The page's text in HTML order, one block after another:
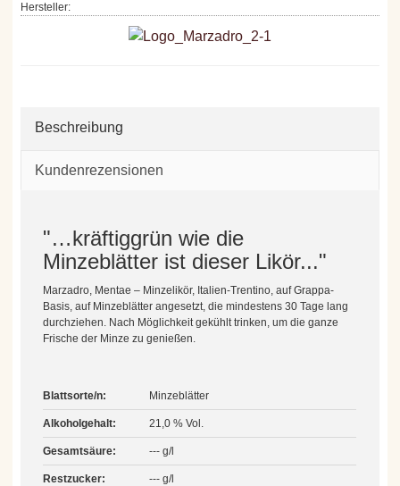
l
%,
Hersteller:
Beschreibung
Kundenrezensionen
"…kräftiggrün wie die
Minzeblätter ist dieser Likör..."
Marzadro, Mentae – Minzelikör, Italien-Trentino, auf Grappa-
Basis, auf Minzeblätter angesetzt, die mindestens 30 Tage lang
durchziehen. Nach Möglichkeit gekühlt trinken, um die ganze
Frische der Minze zu genießen.
Blattsorte/n: Minzeblätter
Alkoholgehalt: 21,0 % Vol.
Gesamtsäure: --- g/l
Restzucker: --- g/l